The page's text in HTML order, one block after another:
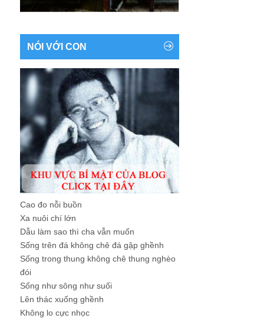
NÓI VỚI CON
Cao đo nỗi buồn
Xa nuôi chí lớn
Dẫu làm sao thì cha vẫn muốn
Sống trên đá không chê đá gập ghềnh
Sống trong thung không chê thung nghèo
đói
Sống như sông như suối
Lên thác xuống ghềnh
Không lo cực nhọc